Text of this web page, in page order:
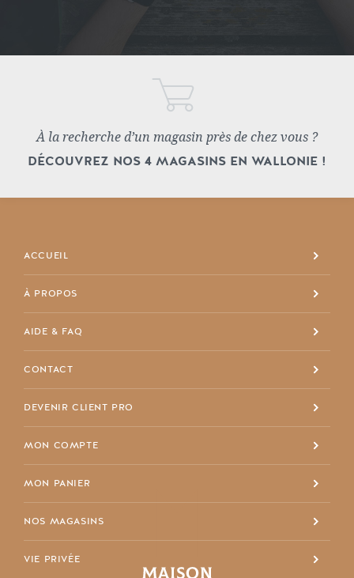
À la recherche d’un magasin près de chez vous ?
DÉCOUVREZ NOS 4 MAGASINS EN WALLONIE !
ACCUEIL
À PROPOS
AIDE & FAQ
CONTACT
DEVENIR CLIENT PRO
MON COMPTE
MON PANIER
NOS MAGASINS
VIE PRIVÉE
info@maisondespriet.com